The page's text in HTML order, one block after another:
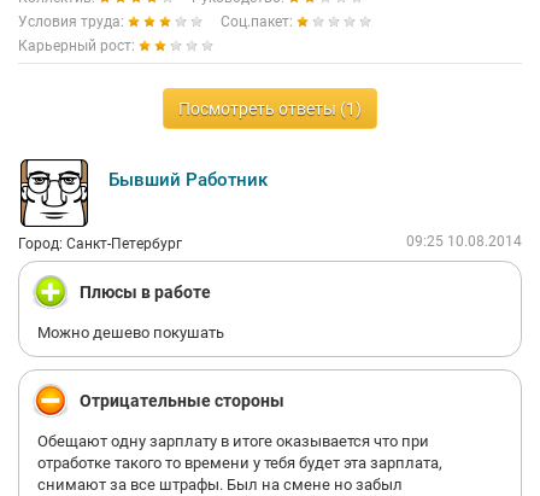
Условия труда:
Соц.пакет:
Карьерный рост:
Посмотреть ответы (1)
Бывший Работник
Город: Санкт-Петербург 09:25 10.08.2014
Плюсы в работе
Можно дешево покушать
Отрицательные стороны
Обещают одну зарплату в итоге оказывается что при
отработке такого то времени у тебя будет эта зарплата,
снимают за все штрафы. Был на смене но забыл